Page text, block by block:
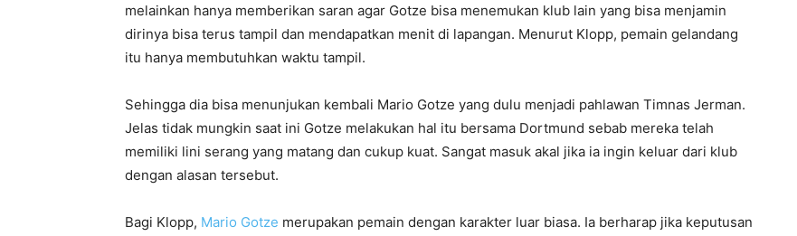
melainkan hanya memberikan saran agar Gotze bisa menemukan klub lain yang bisa menjamin
dirinya bisa terus tampil dan mendapatkan menit di lapangan. Menurut Klopp, pemain gelandang
itu hanya membutuhkan waktu tampil.
Sehingga dia bisa menunjukan kembali Mario Gotze yang dulu menjadi pahlawan Timnas Jerman.
Jelas tidak mungkin saat ini Gotze melakukan hal itu bersama Dortmund sebab mereka telah
memiliki lini serang yang matang dan cukup kuat. Sangat masuk akal jika ia ingin keluar dari klub
dengan alasan tersebut.
Bagi Klopp, Mario Gotze merupakan pemain dengan karakter luar biasa. Ia berharap jika keputusan